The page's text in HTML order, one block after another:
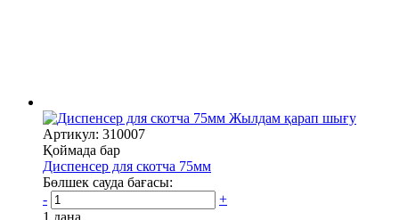
Жылдам қарап шығу
Артикул: 310007
Қоймада бар
Диспенсер для скотча 75мм
Бөлшек сауда бағасы:
-
+
1 дана